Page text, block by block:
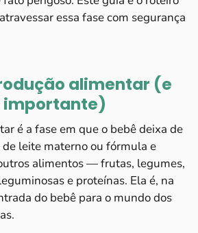
essa fase com segurança
alimentar (e
importante)
é a fase em que o bebê deixa de
de leite materno ou fórmula e
alimentos — frutas, legumes,
e proteínas. Ela é, na
do bebê para o mundo dos